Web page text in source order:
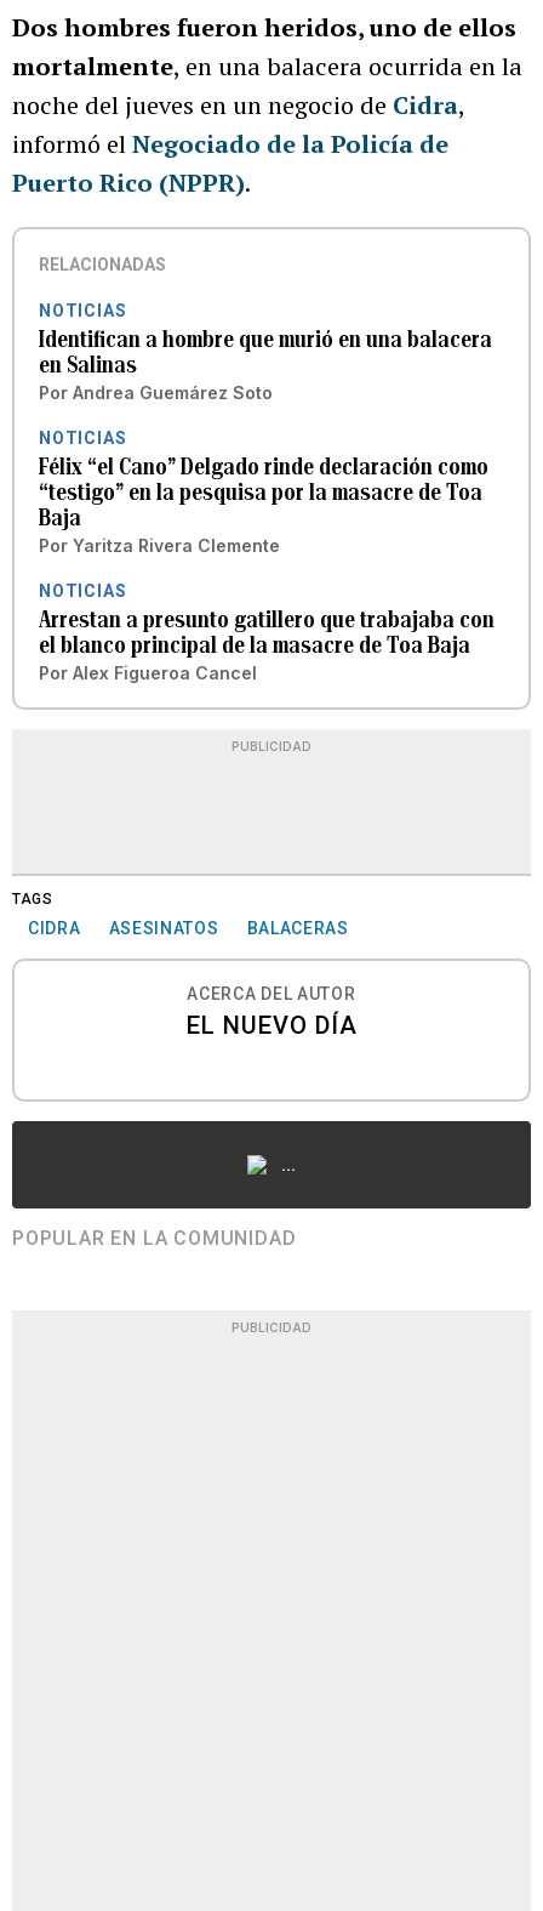
Dos hombres fueron heridos, uno de ellos
mortalmente, en una balacera ocurrida en la
noche del jueves en un negocio de Cidra,
informó elNegociado de la Policía de
Puerto Rico (NPPR).
RELACIONADAS
NOTICIAS
Identifican a hombre que murió en una balacera
en Salinas
Por Andrea Guemárez Soto
NOTICIAS
Félix “el Cano” Delgado rinde declaración como
“testigo” en la pesquisa por la masacre de Toa
Baja
Por Yaritza Rivera Clemente
NOTICIAS
Arrestan a presunto gatillero que trabajaba con
el blanco principal de la masacre de Toa Baja
Por Alex Figueroa Cancel
PUBLICIDAD
TAGS
CIDRA ASESINATOS BALACERAS
ACERCA DEL AUTOR
EL NUEVO DÍA
...
POPULAR EN LA COMUNIDAD
PUBLICIDAD